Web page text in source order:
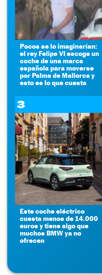
Pocos se lo imaginarían:
el rey Felipe VI escoge un
coche de una marca
española para moverse
por Palma de Mallorca y
esto es lo que cuesta
3
Este coche eléctrico
cuesta menos de 14.000
euros y tiene algo que
muchos BMW ya no
ofrecen